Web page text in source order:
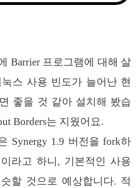
Barrier 프로그램에 대해 살
스 사용 빈도가 늘어난 현
좋을 것 같아 설치해 봤습
Borders는 지웠어요.
Synergy 1.9 버전을 fork하
라고 하니, 기본적인 사용
할 것으로 예상합니다. 적